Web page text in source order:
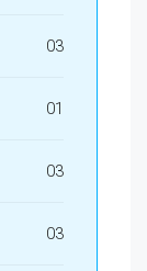
03
01
03
03